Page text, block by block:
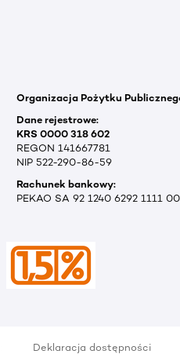
Organizacja Pożytku
Dane rejestrowe:
KRS 0000 318 602
REGON 141667781
NIP 522-290-86-59
Rachunek bankowy:
PEKAO SA 92 1240 6292 1111
Deklaracja dostępności